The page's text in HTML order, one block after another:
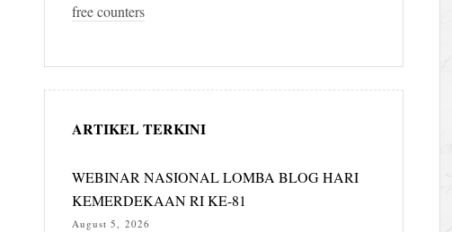
free counters
ARTIKEL TERKINI
WEBINAR NASIONAL LOMBA BLOG HARI
KEMERDEKAAN RI KE-81
August 5, 2026